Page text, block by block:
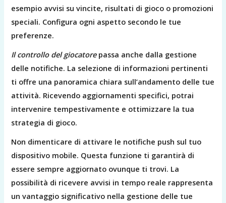
esempio avvisi su vincite, risultati di gioco o promozioni
speciali. Configura ogni aspetto secondo le tue
preferenze.
Il controllo del giocatorepassa anche dalla gestione
delle notifiche. La selezione di informazioni pertinenti
ti offre una panoramica chiara sull’andamento delle tue
attività. Ricevendo aggiornamenti specifici, potrai
intervenire tempestivamente e ottimizzare la tua
strategia di gioco.
Non dimenticare di attivare le notifiche push sul tuo
dispositivo mobile. Questa funzione ti garantirà di
essere sempre aggiornato ovunque ti trovi. La
possibilità di ricevere avvisi in tempo reale rappresenta
un vantaggio significativo nella gestione delle tue